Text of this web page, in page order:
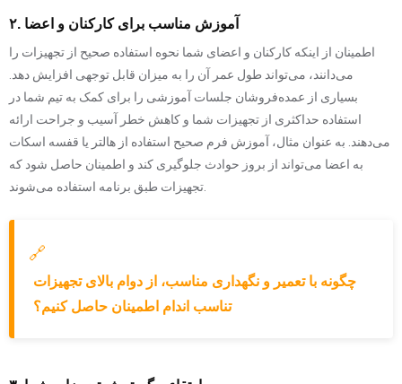
۲. آموزش مناسب برای کارکنان و اعضا
اطمینان از اینکه کارکنان و اعضای شما نحوه استفاده صحیح از تجهیزات را
می‌دانند، می‌تواند طول عمر آن را به میزان قابل توجهی افزایش دهد.
بسیاری از عمده‌فروشان جلسات آموزشی را برای کمک به تیم شما در
استفاده حداکثری از تجهیزات شما و کاهش خطر آسیب و جراحت ارائه
می‌دهند. به عنوان مثال، آموزش فرم صحیح استفاده از هالتر یا قفسه اسکات
به اعضا می‌تواند از بروز حوادث جلوگیری کند و اطمینان حاصل شود که
🔗
چگونه با تعمیر و نگهداری مناسب، از دوام بالای تجهیزات
تناسب اندام اطمینان حاصل کنیم؟